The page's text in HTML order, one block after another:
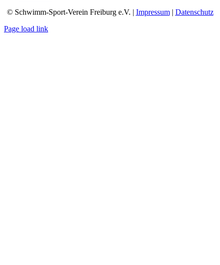
© Schwimm-Sport-Verein Freiburg e.V. | Impressum| Datenschutz
Page load link